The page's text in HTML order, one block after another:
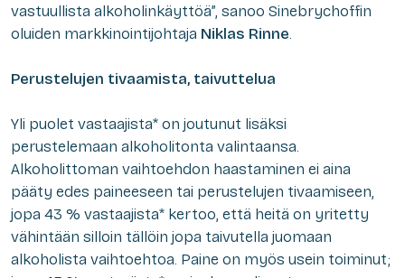
vastuullista alkoholinkäyttöä”, sanoo Sinebrychoffin
oluiden markkinointijohtaja Niklas Rinne.
Perustelujen tivaamista, taivuttelua
Yli puolet vastaajista* on joutunut lisäksi
perustelemaan alkoholitonta valintaansa.
Alkoholittoman vaihtoehdon haastaminen ei aina
pääty edes paineeseen tai perustelujen tivaamiseen,
jopa 43 % vastaajista* kertoo, että heitä on yritetty
vähintään silloin tällöin jopa taivutella juomaan
alkoholista vaihtoehtoa. Paine on myös usein toiminut;